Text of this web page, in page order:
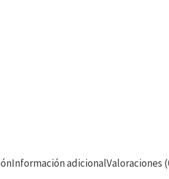
Información adicionalValoraciones